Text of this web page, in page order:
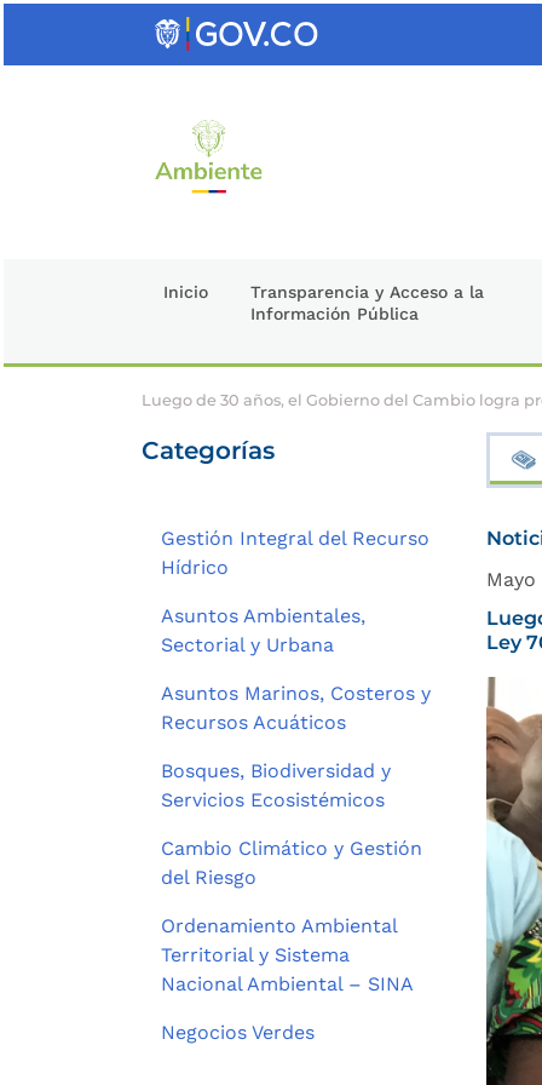
Inicio
Transparencia y Acceso a la
Información Pública
Luego de 30 años, el Gobierno del Cambio logra
Categorías
Gestión Integral del Recurso
Hídrico
Asuntos Ambientales,
Sectorial y Urbana
Asuntos Marinos, Costeros y
Recursos Acuáticos
Bosques, Biodiversidad y
Servicios Ecosistémicos
Cambio Climático y Gestión
del Riesgo
Ordenamiento Ambiental
Territorial y Sistema
Nacional Ambiental – SINA
Negocios Verdes
Mayo
Ley